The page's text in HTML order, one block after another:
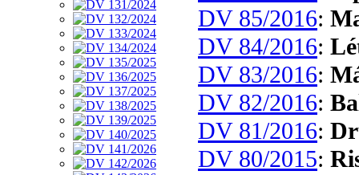
DV 85/2016:
DV 84/2016:
DV 83/2016:
DV 82/2016:
DV 81/2016:
DV 80/2015: